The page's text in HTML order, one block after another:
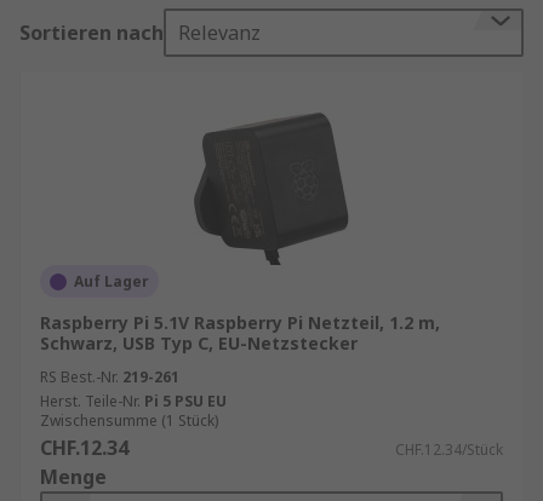
Der Raspberry Pi benötigt eine konstante
Spannung von 5V und ausreichend Stromstärke,
angeschlossene Geräte zu versorgen. Standard-
USB-Netzteile liefern oft nicht die erforderliche
Leistung, was zu Problemen wie:
Systemabstürzen
Fehlerhaften Boot-Vorgängen
Instabiler WLAN-Verbindung führt. Ein
offizielles oder kompatibles Raspberry Pi
Netzteil verhindert diese Risiken und sorgt
für eine optimale Performance.
Technische Anforderungen
Sortieren nach Relevanz
Auf Lager
Raspberry Pi 5.1V Raspberry Pi Netzteil, 1.2 m,
Schwarz, USB Typ C, EU-Netzstecker
RS Best.-Nr. 219-261
Herst. Teile-Nr. Pi 5 PSU EU
Zwischensumme (1 Stück)
CHF.12.34 CHF.12.34/Stück
Menge